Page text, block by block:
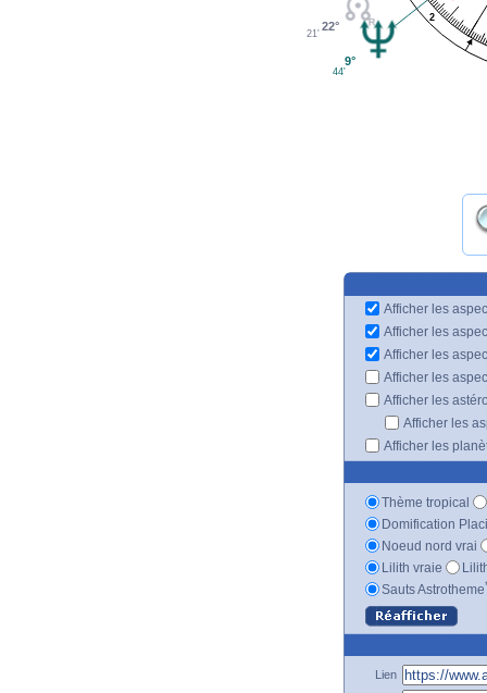
2
22°
21'
9°
44'
Afficher les
Afficher les
Afficher les
Afficher les
Afficher les
Afficher les
Afficher les
Thème tropical
Domification
Noeud nord vrai
Lilith vraie
Sauts Astrotheme
Lien